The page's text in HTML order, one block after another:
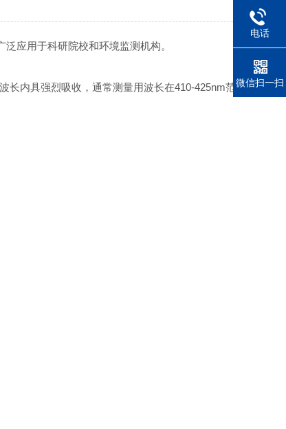
泛应用于科研院校和环境监测机构。
内具强烈吸收，通常测量用波长在410-425nm范围。
电话
微信扫一扫